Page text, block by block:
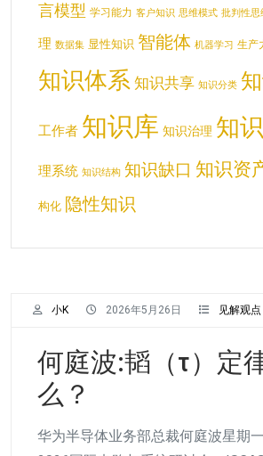
小K 2026年5月26日 见解观点
何庭波:韬（τ）定
么？
华为半导体业务部总裁何庭波星期
言模型 学习能力 客户知识 思维模式 批判性思
理 数据集 显性知识 智能体 机器学习 生产
知识体系 知识共享 知识分类
工作者 知识库 知识治理 知
理系统 知识结构 知识缺口 知识资
构化 隐性知识